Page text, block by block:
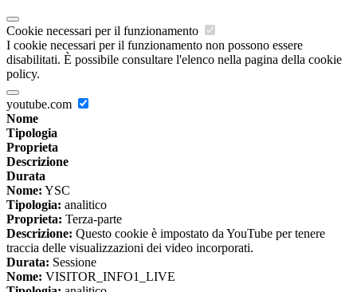
Cookie necessari per il funzionamento
I cookie necessari per il funzionamento non possono essere
disabilitati. È possibile consultare l'elenco nella pagina della cookie
policy.
youtube.com
Nome
Tipologia
Proprieta
Descrizione
Durata
Nome: YSC
Tipologia: analitico
Proprieta: Terza-parte
Descrizione: Questo cookie è impostato da YouTube per tenere
traccia delle visualizzazioni dei video incorporati.
Durata: Sessione
Nome: VISITOR_INFO1_LIVE